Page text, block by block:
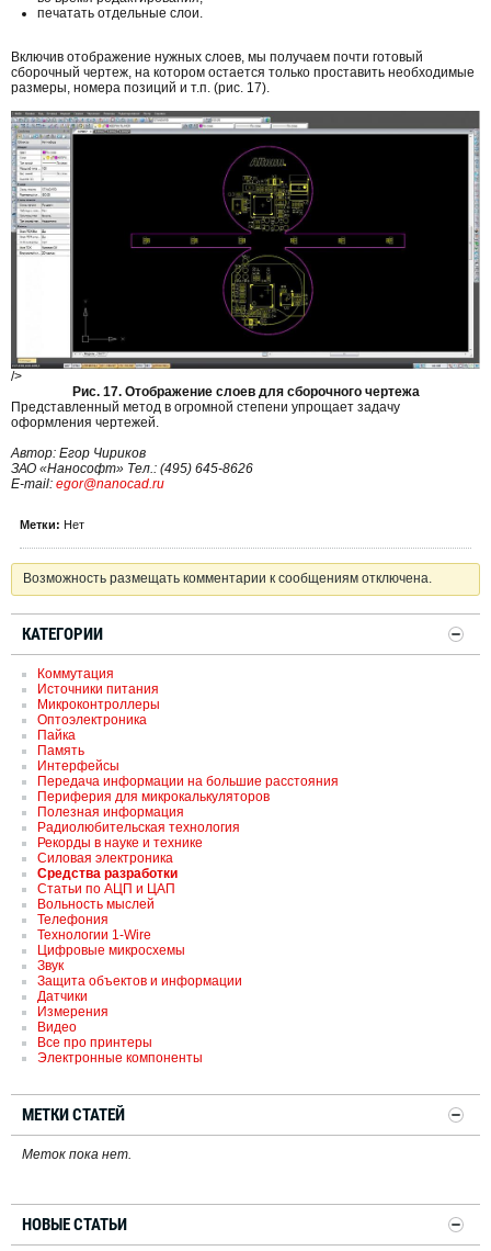
печатать отдельные слои.
Включив отображение нужных слоев, мы получаем почти готовый
сборочный чертеж, на котором остается только проставить необходимые
размеры, номера позиций и т.п. (рис. 17).
/>
Рис. 17. Отображение слоев для сборочного чертежа
Представленный метод в огромной степени упрощает задачу
оформления чертежей.
Автор: Егор Чириков
ЗАО «Нанософт» Тел.: (495) 645-8626
E-mail: egor@nanocad.ru
Метки: Нет
Возможность размещать комментарии к сообщениям отключена.
КАТЕГОРИИ
Коммутация
Источники питания
Микроконтроллеры
Оптоэлектроника
Пайка
Память
Интерфейсы
Передача информации на большие расстояния
Периферия для микрокалькуляторов
Полезная информация
Радиолюбительская технология
Рекорды в науке и технике
Силовая электроника
Средства разработки
Статьи по АЦП и ЦАП
Вольность мыслей
Телефония
Технологии 1-Wire
Цифровые микросхемы
Звук
Защита объектов и информации
Датчики
Измерения
Видео
Все про принтеры
Электронные компоненты
МЕТКИ СТАТЕЙ
Меток пока нет.
НОВЫЕ СТАТЬИ